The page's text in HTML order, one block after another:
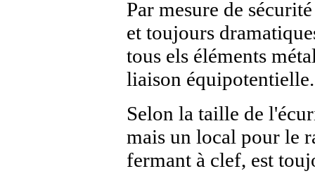
Par mesure de
et toujours
tous els éléments
liaison équipotentielle.
Selon la taille de
mais un local pour le
fermant à clef, est